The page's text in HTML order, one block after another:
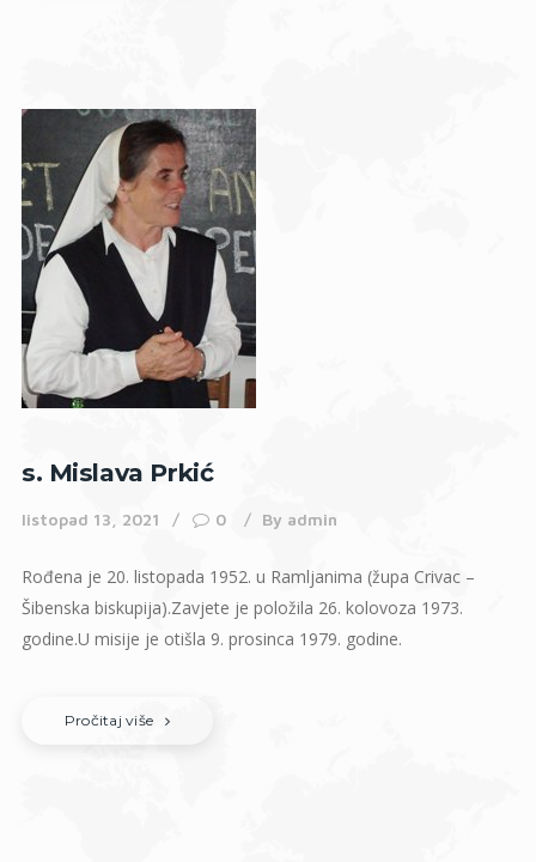
s. Mislava Prkić
listopad 13, 2021 0 By admin
Rođena je 20. listopada 1952. u Ramljanima (župa Crivac –
Šibenska biskupija).Zavjete je položila 26. kolovoza 1973.
godine.U misije je otišla 9. prosinca 1979. godine.
Pročitaj više